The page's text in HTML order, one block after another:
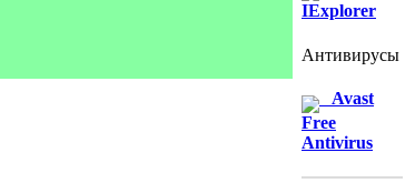
IExplorer
Антивирусы
Avast
Free
Antivirus